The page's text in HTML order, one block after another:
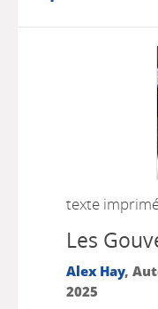
texte
Les
Alex Hay,
2025